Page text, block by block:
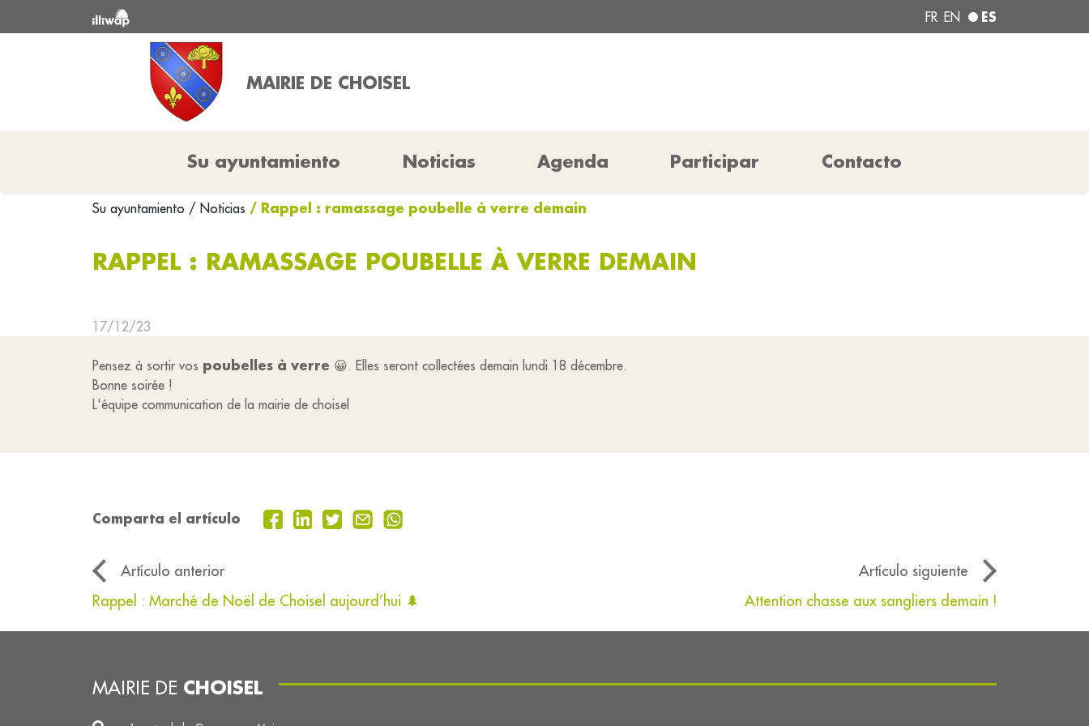
FR EN ES
MAIRIE DE CHOISEL
Su ayuntamiento Noticias Agenda Participar Contacto
Su ayuntamiento / Noticias / Rappel : ramassage poubelle à verre demain
RAPPEL : RAMASSAGE POUBELLE À VERRE DEMAIN
17/12/23
Pensez à sortir vos poubelles à verre 😀. Elles seront collectées demain lundi 18 décembre.
Bonne soirée !
L'équipe communication de la mairie de choisel
Comparta el artículo
Artículo anterior
Artículo siguiente
Rappel : Marché de Noël de Choisel aujourd’hui 🌲
Attention chasse aux sangliers demain !
MAIRIE DE CHOISEL